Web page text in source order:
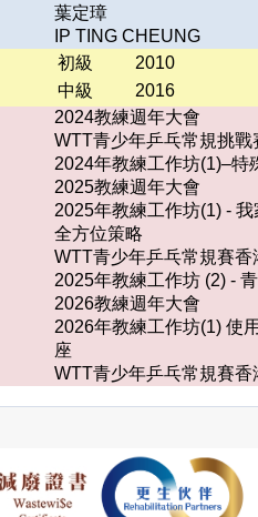
葉定璋
IP TING CHEUNG
初級
2010
中級
2016
2024教練週年大會
WTT青少年乒乓常規挑
2024年教練工作坊(1)–特
2025教練週年大會
2025年教練工作坊(1) -
全方位策略
WTT青少年乒乓常規賽香
2025年教練工作坊 (2) -
2026教練週年大會
2026年教練工作坊(1) 使
座
WTT青少年乒乓常規賽香